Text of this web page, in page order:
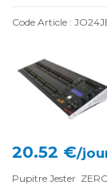
Code Article :
20.52 €/
Pupitre Jester